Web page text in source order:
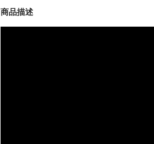
商品描述